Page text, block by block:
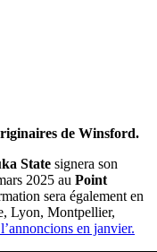
de Winsford.
State signera son
2025 au Point
sera également en
Lyon, Montpellier,
en janvier.